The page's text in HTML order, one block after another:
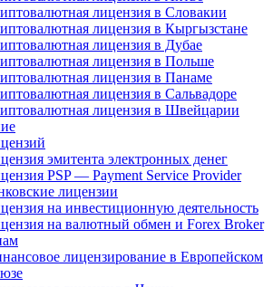
лицензия в Словакии
лицензия в Кыргызстане
лицензия в Дубае
лицензия в Польше
лицензия в Панаме
лицензия в Сальвадоре
лицензия в Швейцарии
эмитента электронных денег
PSP — Payment Service Provider
лицензии
на инвестиционную деятельность
на валютный обмен и Forex Broker
лицензирование в Европейском